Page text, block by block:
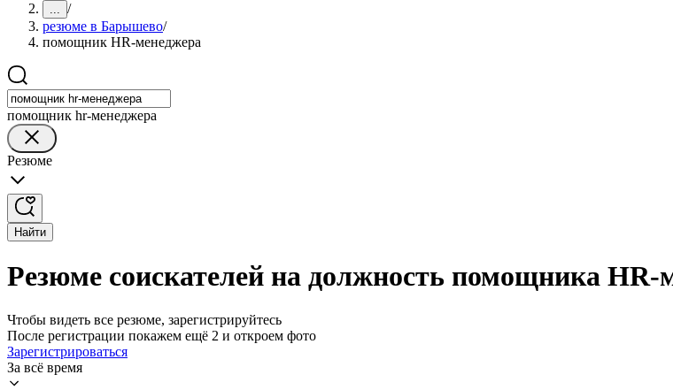
... /
резюме в Барышево/
помощник HR-менеджера
помощник hr-менеджера
Резюме
Найти
Резюме соискателей на должность помощника
Чтобы видеть все резюме, зарегистрируйтесь
После регистрации покажем ещё 2 и откроем фото
Зарегистрироваться
За всё время